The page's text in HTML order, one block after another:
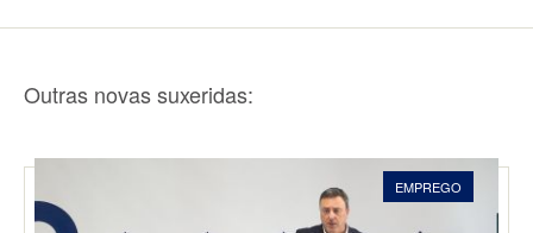
Outras novas suxeridas:
EMPREGO